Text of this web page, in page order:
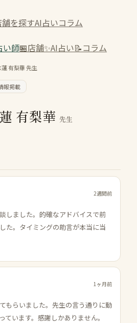
を探すAI占いコラム
い師🏪店舗✨AI占い📝コラム
蓮 有梨華先生
報掲載
有梨華 先生
2週間前
しました。的確なアドバイスで前
た。タイミングの助言が本当に当
1ヶ月前
もらいました。先生の言う通りに動
ています。感謝しかありません。